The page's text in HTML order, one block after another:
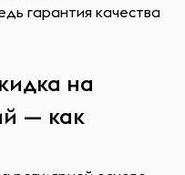
гарантия качества
на
— как